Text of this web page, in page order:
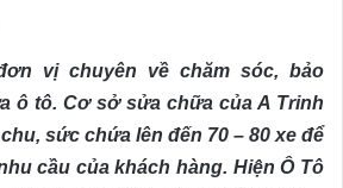
vị chuyên về chăm sóc, bảo
ô tô. Cơ sở sửa chữa của A Trinh
sức chứa lên đến 70 – 80 xe để
cầu của khách hàng. Hiện Ô Tô